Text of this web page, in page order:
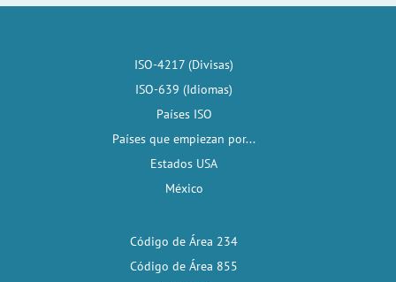
ISO-4217 (Divisas)
ISO-639 (Idiomas)
Países ISO
Países que empiezan por...
Estados USA
México
Código de Área 234
Código de Área 855